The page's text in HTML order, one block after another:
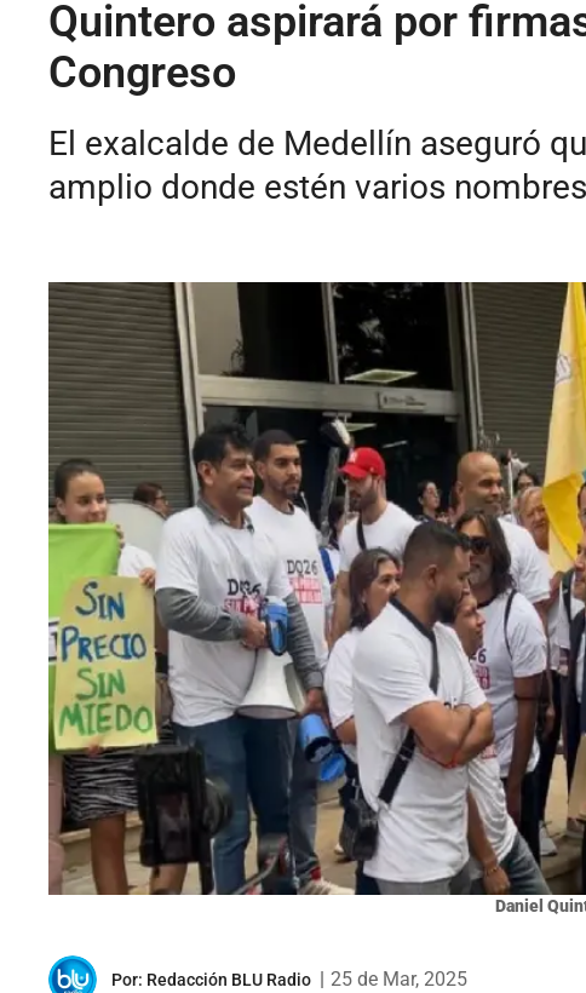
Quintero aspirará por
Congreso
El exalcalde de Medellín aseguró
amplio donde estén varios
Daniel
Por: Redacción BLU Radio
25 de Mar, 2025